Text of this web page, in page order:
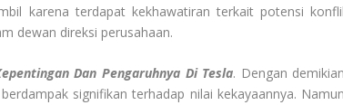
karena terdapat kekhawatiran terkait potensi
dewan direksi perusahaan.
Dan Pengaruhnya Di Tesla. Dengan
signifikan terhadap nilai kekayaannya.